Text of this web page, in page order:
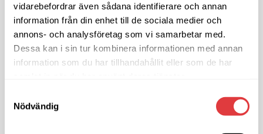
vidarebefordrar även sådana identifierare och annan
information från din enhet till de sociala medier och
annons- och analysföretag som vi samarbetar med.
Dessa kan i sin tur kombinera informationen med annan
information som du har tillhandahållit eller som de har
Nödvändig
Nya hyresgäster 2016
Office Kontorsservice Ronneby AB
Roula Consulting AB
Office Kontorsservice Ronneby AB
Enkla Elbolaget